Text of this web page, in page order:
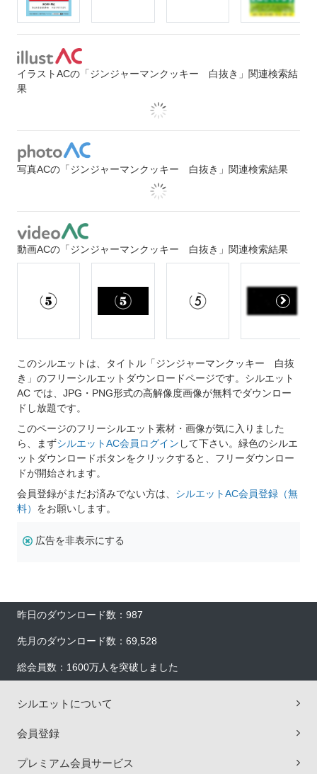
イラストACの「ジンジャーマンクッキー 白抜き」関連検索結
果
写真ACの「ジンジャーマンクッキー 白抜き」関連検索結果
動画ACの「ジンジャーマンクッキー 白抜き」関連検索結果
このシルエットは、タイトル「ジンジャーマンクッキー 白抜
き」のフリーシルエットダウンロードページです。シルエット
AC では、JPG・PNG形式の高解像度画像が無料でダウンロー
ドし放題です。
このページのフリーシルエット素材・画像が気に入りました
ら、まずシルエットAC会員ログイン して下さい。緑色のシルエ
ットダウンロードボタンをクリックすると、フリーダウンロー
ドが開始されます。
会員登録がまだお済みでない方は、 シルエットAC会員登録（無
料） をお願いします。
広告を非表示にする
昨日のダウンロード数：987
先月のダウンロード数：69,528
総会員数：1600万人を突破しました
シルエットについて
会員登録
プレミアム会員サービス